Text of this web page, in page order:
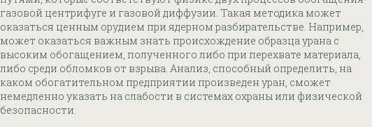
газовой центрифуге и газовой диффузии. Такая методика может
оказаться ценным орудием при ядерном разбирательстве. Например,
может оказаться важным знать происхождение образца урана с
высоким обогащением, полученного либо при перехвате материала,
либо среди обломков от взрыва. Анализ, способный определить, на
каком обогатительном предприятии произведен уран, сможет
немедленно указать на слабости в системах охраны или физической
безопасности.